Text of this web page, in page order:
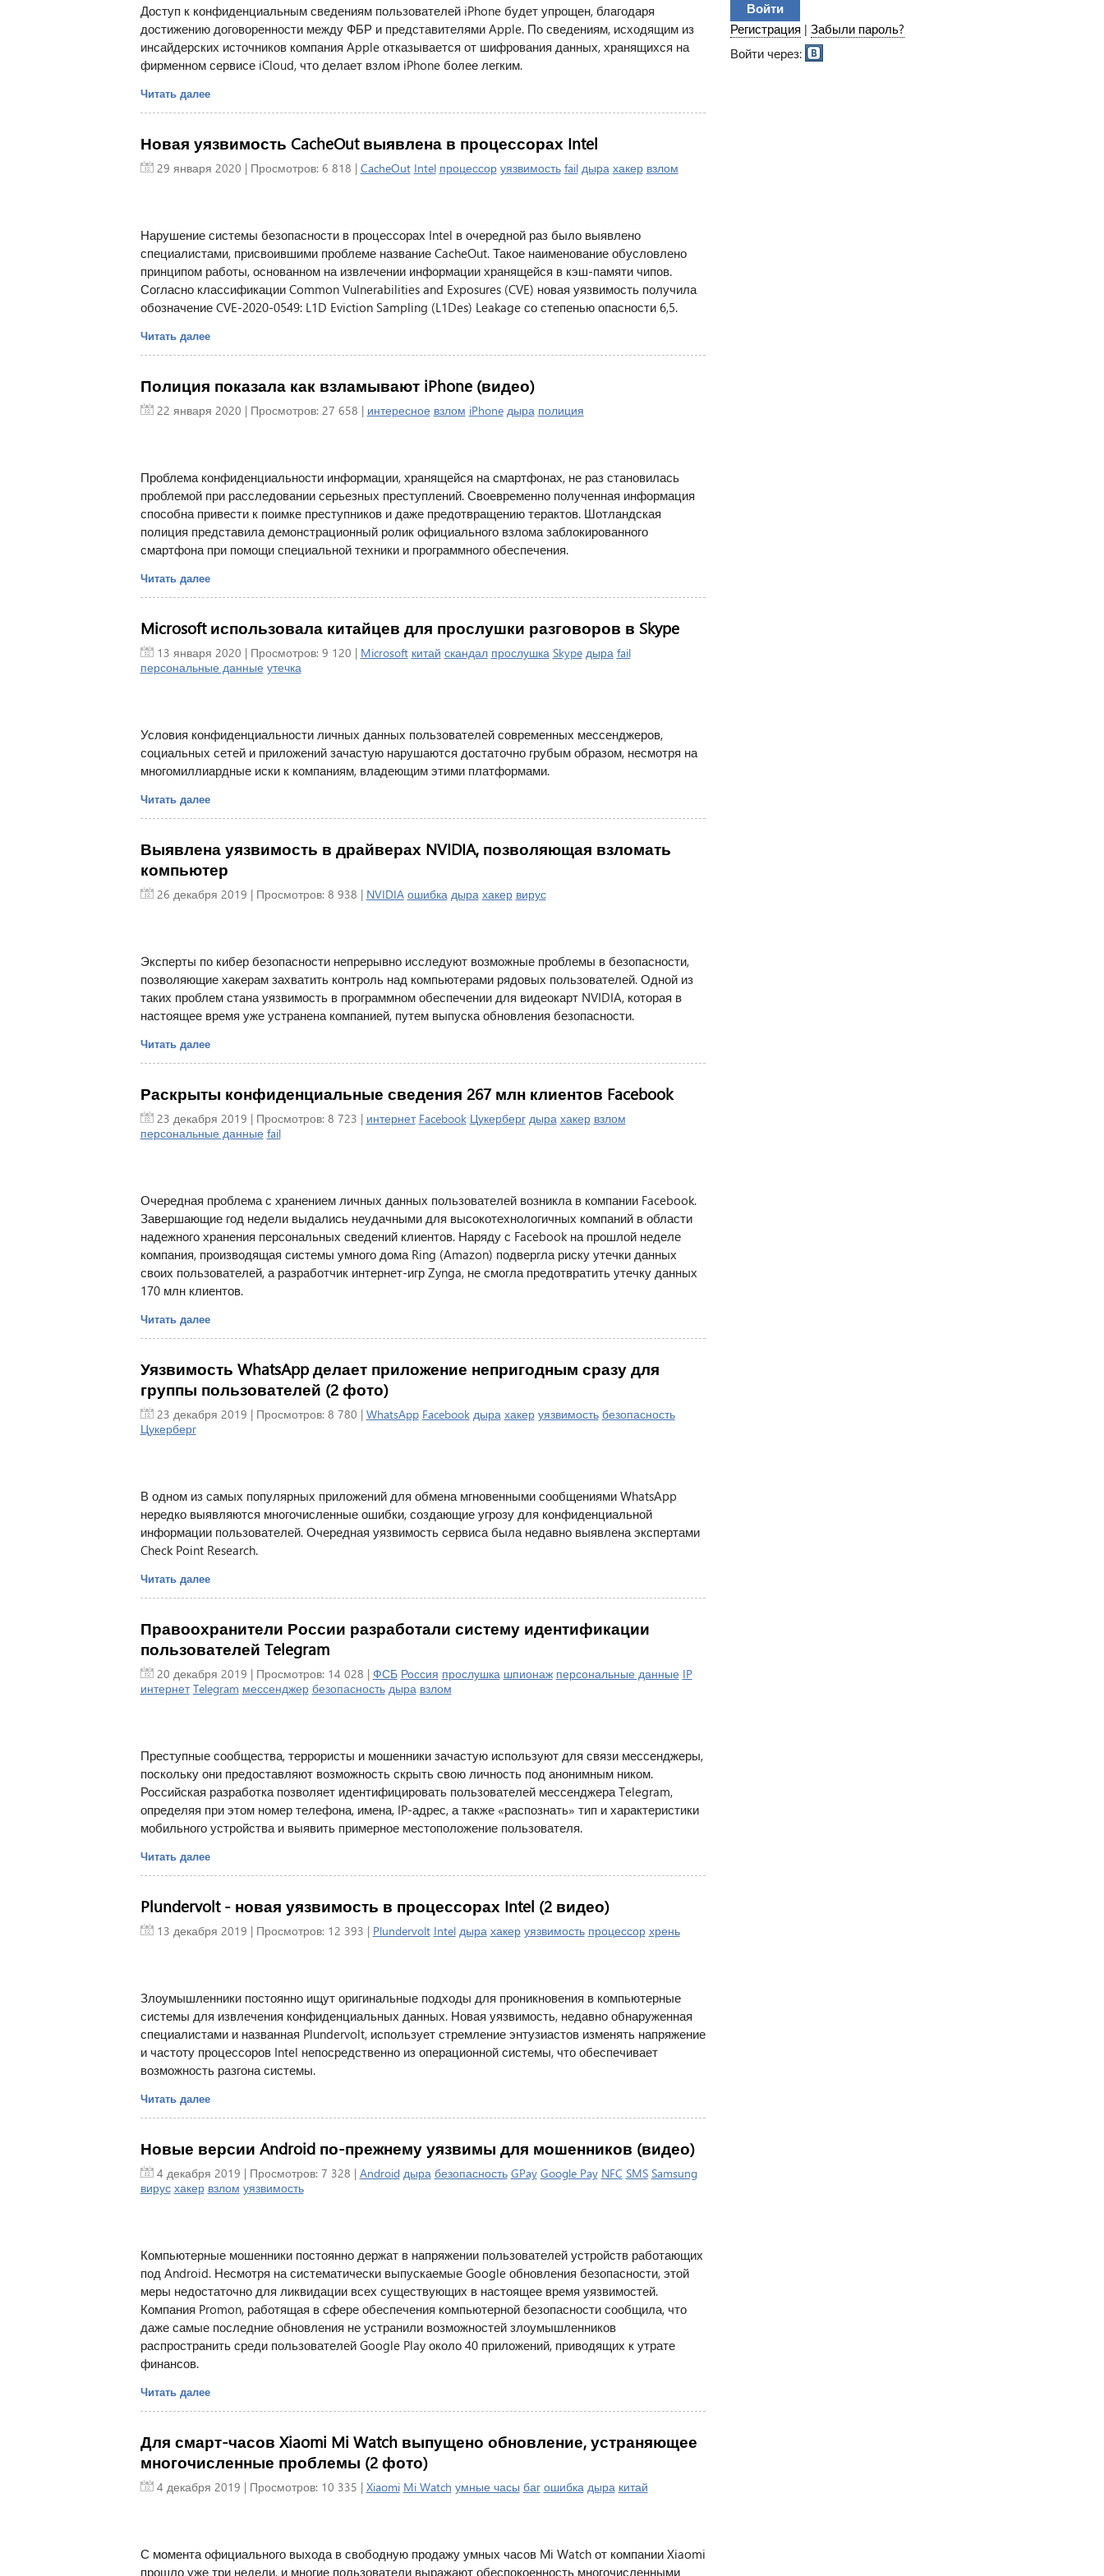
Доступ к конфиденциальным сведениям пользователей iPhone будет упрощен, благодаря
достижению договоренности между ФБР и представителями Apple. По сведениям, исходящим из
инсайдерских источников компания Apple отказывается от шифрования данных, хранящихся на
фирменном сервисе iCloud, что делает взлом iPhone более легким.
Читать далее
Новая уязвимость CacheOut выявлена в процессорах Intel
29 января 2020 | Просмотров: 6 818 | CacheOut Intel процессор уязвимость fail дыра хакер взлом
Нарушение системы безопасности в процессорах Intel в очередной раз было выявлено
специалистами, присвоившими проблеме название CacheOut. Такое наименование обусловлено
принципом работы, основанном на извлечении информации хранящейся в кэш-памяти чипов.
Согласно классификации Common Vulnerabilities and Exposures (CVE) новая уязвимость получила
обозначение CVE-2020-0549: L1D Eviction Sampling (L1Des) Leakage со степенью опасности 6,5.
Читать далее
Полиция показала как взламывают iPhone (видео)
22 января 2020 | Просмотров: 27 658 | интересное взлом iPhone дыра полиция
Проблема конфиденциальности информации, хранящейся на смартфонах, не раз становилась
проблемой при расследовании серьезных преступлений. Своевременно полученная информация
способна привести к поимке преступников и даже предотвращению терактов. Шотландская
полиция представила демонстрационный ролик официального взлома заблокированного
смартфона при помощи специальной техники и программного обеспечения.
Читать далее
Microsoft использовала китайцев для прослушки разговоров в Skype
13 января 2020 | Просмотров: 9 120 | Microsoft китай скандал прослушка Skype дыра fail
персональные данные утечка
Условия конфиденциальности личных данных пользователей современных мессенджеров,
социальных сетей и приложений зачастую нарушаются достаточно грубым образом, несмотря на
многомиллиардные иски к компаниям, владеющим этими платформами.
Читать далее
Выявлена уязвимость в драйверах NVIDIA, позволяющая взломать
компьютер
26 декабря 2019 | Просмотров: 8 938 | NVIDIA ошибка дыра хакер вирус
Эксперты по кибер безопасности непрерывно исследуют возможные проблемы в безопасности,
позволяющие хакерам захватить контроль над компьютерами рядовых пользователей. Одной из
таких проблем стана уязвимость в программном обеспечении для видеокарт NVIDIA, которая в
настоящее время уже устранена компанией, путем выпуска обновления безопасности.
Читать далее
Раскрыты конфиденциальные сведения 267 млн клиентов Facebook
23 декабря 2019 | Просмотров: 8 723 | интернет Facebook Цукерберг дыра хакер взлом
персональные данные fail
Очередная проблема с хранением личных данных пользователей возникла в компании Facebook.
Завершающие год недели выдались неудачными для высокотехнологичных компаний в области
надежного хранения персональных сведений клиентов. Наряду с Facebook на прошлой неделе
компания, производящая системы умного дома Ring (Amazon) подвергла риску утечки данных
своих пользователей, а разработчик интернет-игр Zynga, не смогла предотвратить утечку данных
170 млн клиентов.
Читать далее
Уязвимость WhatsApp делает приложение непригодным сразу для
группы пользователей (2 фото)
23 декабря 2019 | Просмотров: 8 780 | WhatsApp Facebook дыра хакер уязвимость безопасность
Цукерберг
В одном из самых популярных приложений для обмена мгновенными сообщениями WhatsApp
нередко выявляются многочисленные ошибки, создающие угрозу для конфиденциальной
информации пользователей. Очередная уязвимость сервиса была недавно выявлена экспертами
Check Point Research.
Читать далее
Правоохранители России разработали систему идентификации
пользователей Telegram
20 декабря 2019 | Просмотров: 14 028 | ФСБ Россия прослушка шпионаж персональные данные IP
интернет Telegram мессенджер безопасность дыра взлом
Преступные сообщества, террористы и мошенники зачастую используют для связи мессенджеры,
поскольку они предоставляют возможность скрыть свою личность под анонимным ником.
Российская разработка позволяет идентифицировать пользователей мессенджера Telegram,
определяя при этом номер телефона, имена, IP-адрес, а также «распознать» тип и характеристики
мобильного устройства и выявить примерное местоположение пользователя.
Читать далее
Plundervolt - новая уязвимость в процессорах Intel (2 видео)
13 декабря 2019 | Просмотров: 12 393 | Plundervolt Intel дыра хакер уязвимость процессор хрень
Злоумышленники постоянно ищут оригинальные подходы для проникновения в компьютерные
системы для извлечения конфиденциальных данных. Новая уязвимость, недавно обнаруженная
специалистами и названная Plundervolt, использует стремление энтузиастов изменять напряжение
и частоту процессоров Intel непосредственно из операционной системы, что обеспечивает
возможность разгона системы.
Читать далее
Новые версии Android по-прежнему уязвимы для мошенников (видео)
4 декабря 2019 | Просмотров: 7 328 | Android дыра безопасность GPay Google Pay NFC SMS Samsung
вирус хакер взлом уязвимость
Компьютерные мошенники постоянно держат в напряжении пользователей устройств работающих
под Android. Несмотря на систематически выпускаемые Google обновления безопасности, этой
меры недостаточно для ликвидации всех существующих в настоящее время уязвимостей.
Компания Promon, работящая в сфере обеспечения компьютерной безопасности сообщила, что
даже самые последние обновления не устранили возможностей злоумышленников
распространить среди пользователей Google Play около 40 приложений, приводящих к утрате
финансов.
Читать далее
Для смарт-часов Xiaomi Mi Watch выпущено обновление, устраняющее
многочисленные проблемы (2 фото)
4 декабря 2019 | Просмотров: 10 335 | Xiaomi Mi Watch умные часы баг ошибка дыра китай
С момента официального выхода в свободную продажу умных часов Mi Watch от компании Xiaomi
прошло уже три недели, и многие пользователи выражают обеспокоенность многочисленными
Регистрация | Забыли пароль?
Войти через: